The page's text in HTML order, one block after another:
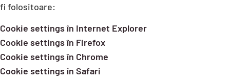
fi folositoare:
Cookie settings în Internet Explorer
Cookie settings în Firefox
Cookie settings în Chrome
Cookie settings în Safari